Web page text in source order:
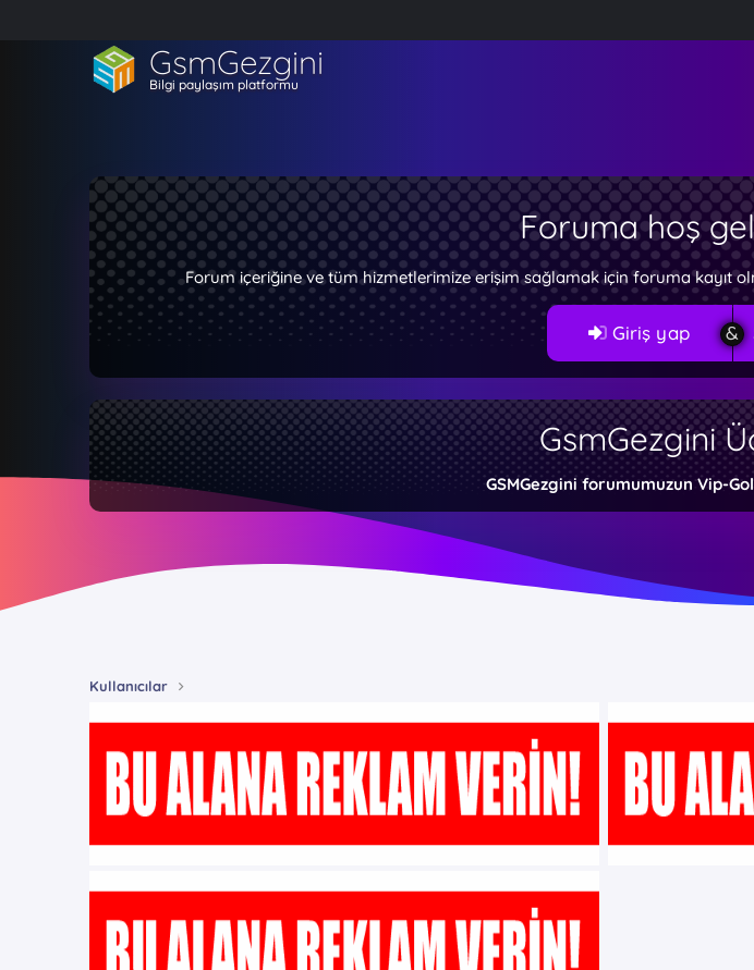
GsmGezgini
Bilgi paylaşım platformu
Foruma hoş
Forum içeriğine ve tüm hizmetlerimize erişim sağlamak için foruma kayıt
Giriş yap
GsmGezgini
GSMGezgini forumumuzun Vip-
Kullanıcılar